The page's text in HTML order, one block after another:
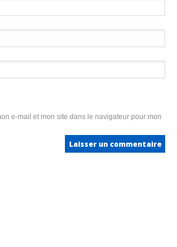
e-mail et mon site dans le navigateur pour mon